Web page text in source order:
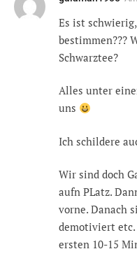
Es ist
bestimmen???
Schwarztee?
Alles unter
uns
Ich schildere
Wir sind doch
aufn PLatz.
vorne. Danach
demotiviert etc.
ersten 10-15